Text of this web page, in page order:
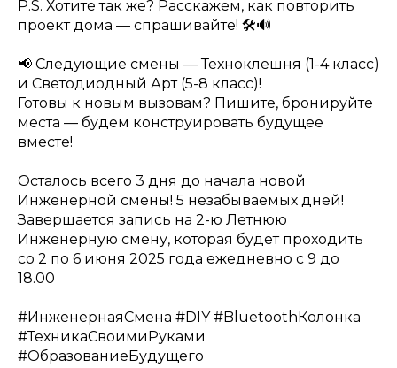
P.S. Хотите так же? Расскажем, как повторить
проект дома — спрашивайте! 🛠🔊
📢 Следующие смены — Техноклешня (1-4 класс)
и Светодиодный Арт (5-8 класс)!
Готовы к новым вызовам? Пишите, бронируйте
места — будем конструировать будущее
вместе!
Осталось всего 3 дня до начала новой
Инженерной смены! 5 незабываемых дней!
Завершается запись на 2-ю Летнюю
Инженерную смену, которая будет проходить
со 2 по 6 июня 2025 года ежедневно с 9 до
18.00
#ИнженернаяСмена #DIY #BluetoothКолонка
#ТехникаСвоимиРуками
#ОбразованиеБудущего